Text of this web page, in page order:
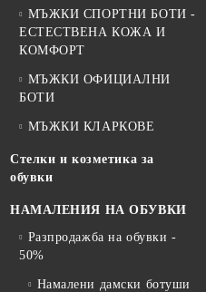
МЪЖКИ СПОРТНИ БОТИ -
ЕСТЕСТВЕНА КОЖА И
КОМФОРТ
МЪЖКИ ОФИЦИАЛНИ
БОТИ
МЪЖКИ КЛАРКОВЕ
Стелки и козметика за
обувки
НАМАЛЕНИЯ НА ОБУВКИ
Разпродажба на обувки -
50%
Намалени дамски ботуши